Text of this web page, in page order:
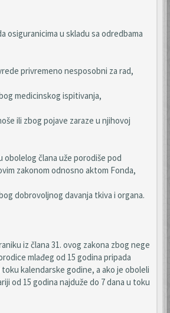
osiguranicima u skladu sa odredbama
privremeno nesposobni za rad,
medicinskog ispitivanja,
ili zbog pojave zaraze u njihovoj
obolelog člana uže porodiše pod
zakonom odnosno aktom Fonda,
dobrovoljnog davanja tkiva i organa.
iz člana 31. ovog zakona zbog nege
mlađeg od 15 godina pripada
toku kalendarske godine, a ako je oboleli
od 15 godina najduže do 7 dana u toku